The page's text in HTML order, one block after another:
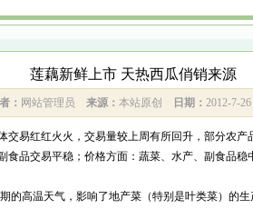
莲藕新鲜上市 天热西瓜俏销来源
： 网站管理员 来源： 本站原创 日期： 2012-7-
交易红红火火，交易量较上周有所回升，部分农
食品交易平稳；价格方面：蔬菜、水产、副食品
的高温天气，影响了地产菜（特别是叶类菜）的